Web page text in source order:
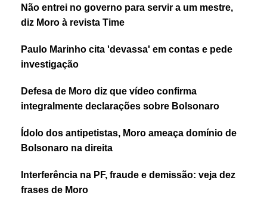
Não entrei no governo para servir a um mestre,
diz Moro à revista Time
Paulo Marinho cita 'devassa' em contas e pede
investigação
Defesa de Moro diz que vídeo confirma
integralmente declarações sobre Bolsonaro
Ídolo dos antipetistas, Moro ameaça domínio de
Bolsonaro na direita
Interferência na PF, fraude e demissão: veja dez
frases de Moro